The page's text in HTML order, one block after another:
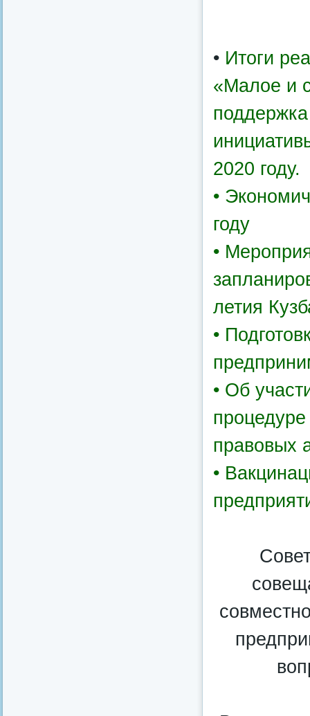
• Итоги
«Малое и
2020 году.
•
году
•
летия
•
• Об
правовых
•